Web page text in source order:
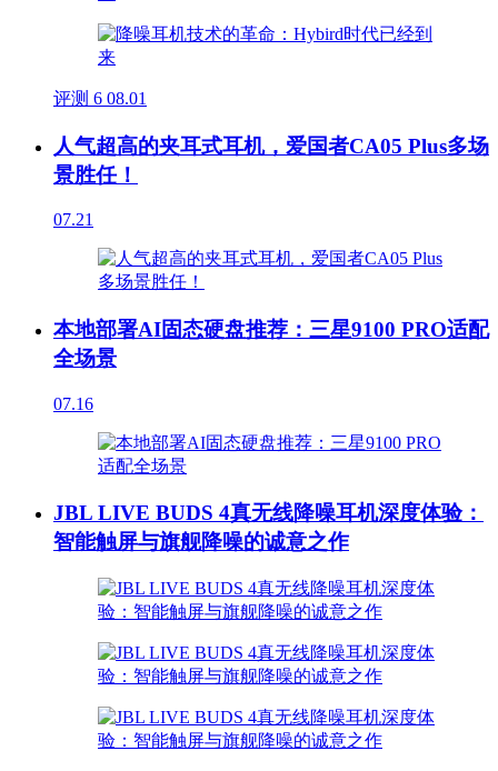
评测 6 08.01
人气超高的夹耳式耳机，爱国者CA05 Plus多场
景胜任！
07.21
本地部署AI固态硬盘推荐：三星9100 PRO适配
全场景
07.16
JBL LIVE BUDS 4真无线降噪耳机深度体验：
智能触屏与旗舰降噪的诚意之作